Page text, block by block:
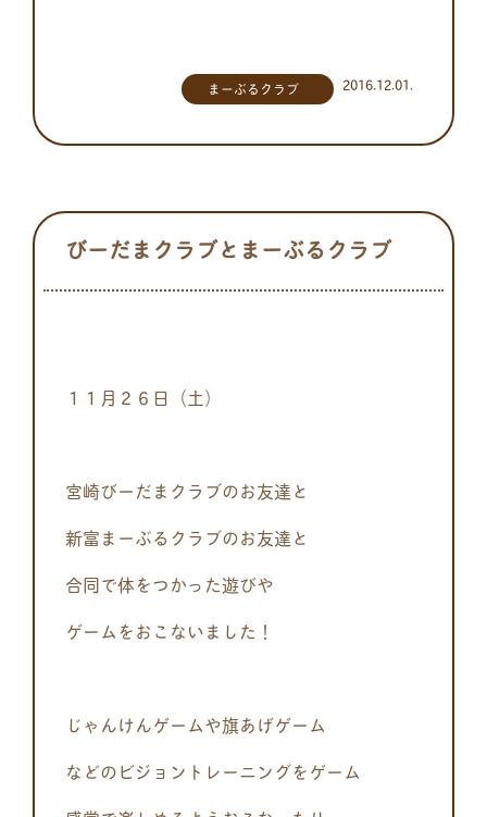
2016.12.01.
まーぶるクラブ
びーだまクラブとまーぶるクラブ
１１月２６日（土）
宮崎びーだまクラブのお友達と
新富まーぶるクラブのお友達と
合同で体をつかった遊びや
ゲームをおこないました！
じゃんけんゲームや旗あげゲーム
などのビジョントレーニングをゲーム